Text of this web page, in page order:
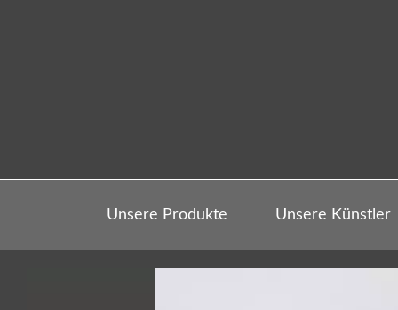
Unsere Produkte Unsere Künstler